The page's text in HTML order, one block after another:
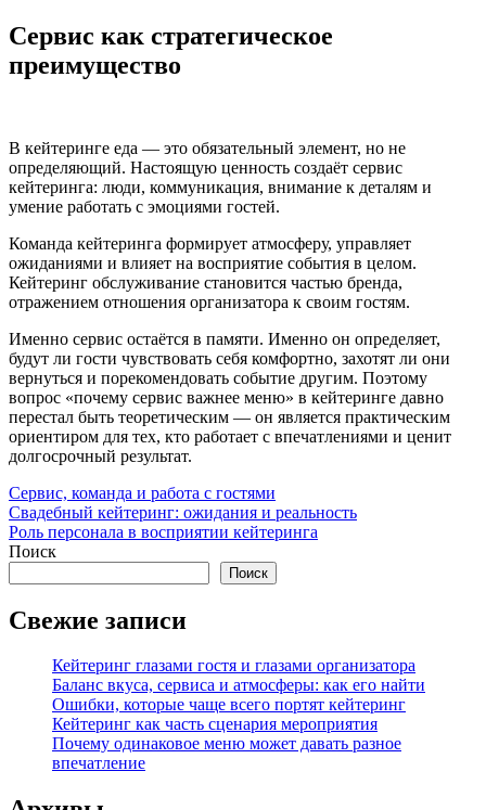
Сервис как стратегическое
преимущество
В кейтеринге еда — это обязательный элемент, но не
определяющий. Настоящую ценность создаёт сервис
кейтеринга: люди, коммуникация, внимание к деталям и
умение работать с эмоциями гостей.
Команда кейтеринга формирует атмосферу, управляет
ожиданиями и влияет на восприятие события в целом.
Кейтеринг обслуживание становится частью бренда,
отражением отношения организатора к своим гостям.
Именно сервис остаётся в памяти. Именно он определяет,
будут ли гости чувствовать себя комфортно, захотят ли они
вернуться и порекомендовать событие другим. Поэтому
вопрос «почему сервис важнее меню» в кейтеринге давно
перестал быть теоретическим — он является практическим
ориентиром для тех, кто работает с впечатлениями и ценит
долгосрочный результат.
Сервис, команда и работа с гостями
Навигация
по
Предыдущая
запись:
Свадебный кейтеринг: ожидания и реальность
Следующая
запись:
Роль персонала в восприятии кейтеринга
Поиск
Поиск
Свежие записи
Кейтеринг глазами гостя и глазами организатора
Баланс вкуса, сервиса и атмосферы: как его найти
Ошибки, которые чаще всего портят кейтеринг
Кейтеринг как часть сценария мероприятия
Почему одинаковое меню может давать разное
впечатление